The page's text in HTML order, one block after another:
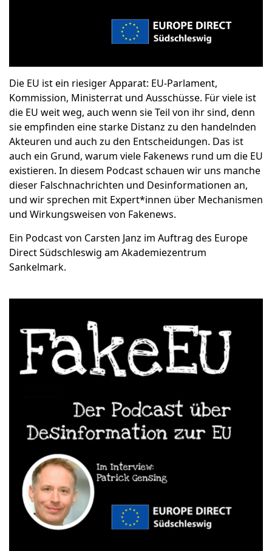
Die EU ist ein riesiger Apparat: EU-Parlament,
Kommission, Ministerrat und Ausschüsse. Für viele ist
die EU weit weg, auch wenn sie Teil von ihr sind, denn
sie empfinden eine starke Distanz zu den handelnden
Akteuren und auch zu den Entscheidungen. Das ist
auch ein Grund, warum viele Fakenews rund um die EU
existieren. In diesem Podcast schauen wir uns manche
dieser Falschnachrichten und Desinformationen an,
und wir sprechen mit Expert*innen über Mechanismen
und Wirkungsweisen von Fakenews.
Ein Podcast von Carsten Janz im Auftrag des Europe
Direct Südschleswig am Akademiezentrum
Sankelmark.